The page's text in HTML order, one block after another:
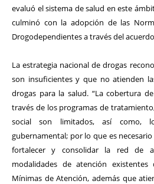
evaluó el sistema de salud en este
culminó con la adopción de las
Drogodependientes a través del
La estrategia nacional de drogas
son insuficientes y que no atienden
drogas para la salud. “La cobertura
través de los programas de
social son limitados, así como,
gubernamental; por lo que es
fortalecer y consolidar la red de
modalidades de atención
Mínimas de Atención, además que